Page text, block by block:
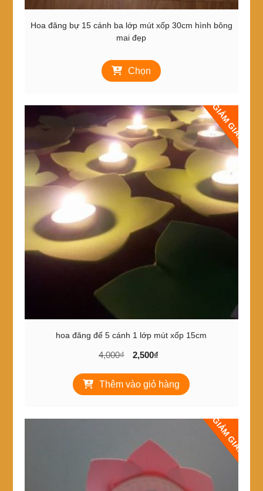
Hoa đăng bự 15 cánh ba lớp mút xốp 30cm hình bông
mai đẹp
Chọn
phẩm
nhiều
biến
Các
tùy
chọn
thể
được
chọn
trên
GIẢM GIÁ!
hoa đăng đế 5 cánh 1 lớp mút xốp 15cm
4,000₫
Giá
là:
4,000₫.
2,500₫
tại
là:
Thêm vào giỏ hàng
GIẢM GIÁ!